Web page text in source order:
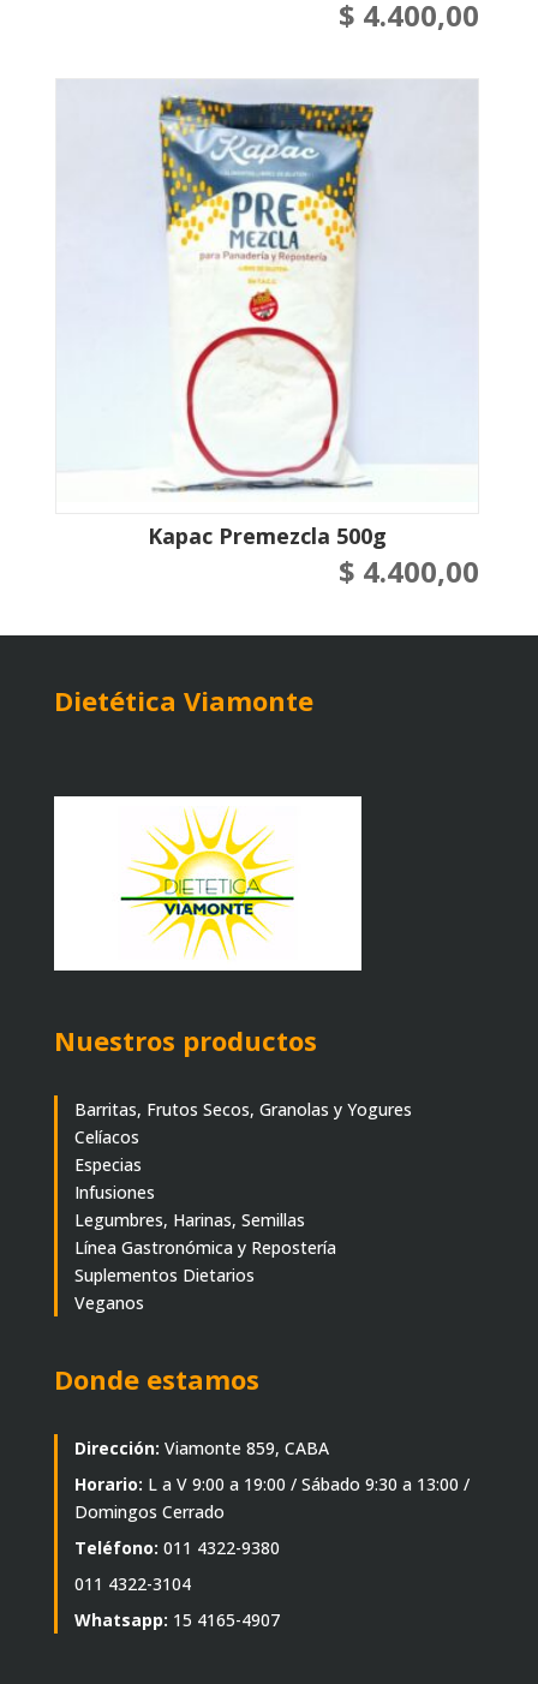
$ 4.400,00
Kapac Premezcla 500g
$ 4.400,00
Dietética Viamonte
Nuestros productos
Barritas, Frutos Secos, Granolas y Yogures
Celíacos
Especias
Infusiones
Legumbres, Harinas, Semillas
Línea Gastronómica y Repostería
Suplementos Dietarios
Veganos
Donde estamos
Dirección: Viamonte 859, CABA
Horario: L a V 9:00 a 19:00 / Sábado 9:30 a 13:00 /
Domingos Cerrado
Teléfono: 011 4322-9380
011 4322-3104
Whatsapp: 15 4165-4907